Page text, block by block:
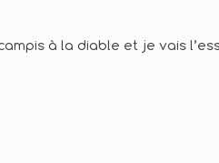
à la diable et je vais